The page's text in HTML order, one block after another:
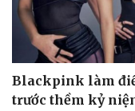
NGHỆ SĨ